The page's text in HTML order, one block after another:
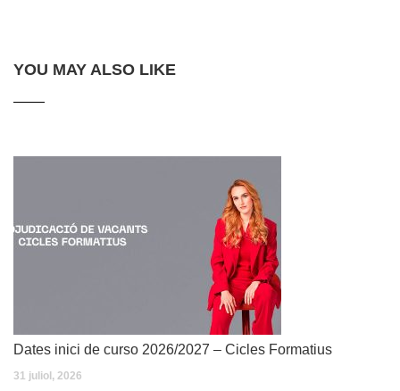
YOU MAY ALSO LIKE
Dates inici de curso 2026/2027 – Cicles Formatius
31 juliol, 2026